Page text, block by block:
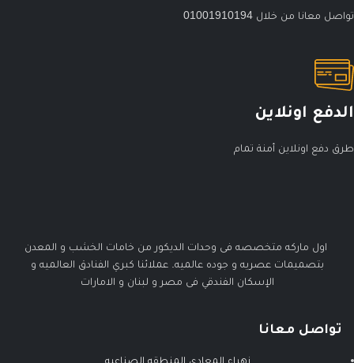
تواصل معانا من خلال 01001910194
الدفع اونلاين
طرق دفع اونلاين أمنة تمام
اول ماركه متخصصه فى وحدات الديكور من خامات الخشب و المعدن
بتصميمات عصريه و جوده عالميه. عملائنا كبري الفنادق العالميه و
الإسكان الفندقي فى مصر و لبنان و الامارات
تواصل معانا
زهراء المعادى المنطقه الصناعيه